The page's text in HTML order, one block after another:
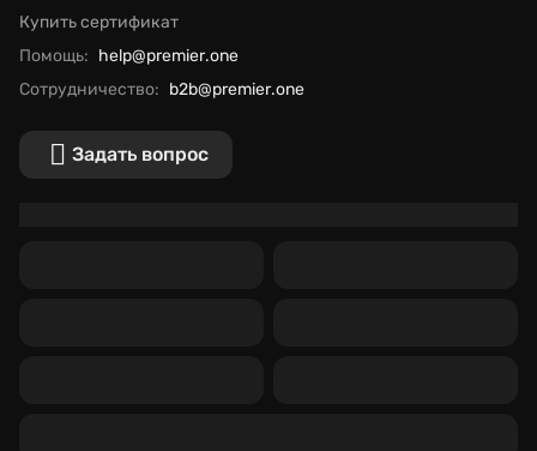
Купить сертификат
Помощь: help@premier.one
Сотрудничество: b2b@premier.one
Задать вопрос